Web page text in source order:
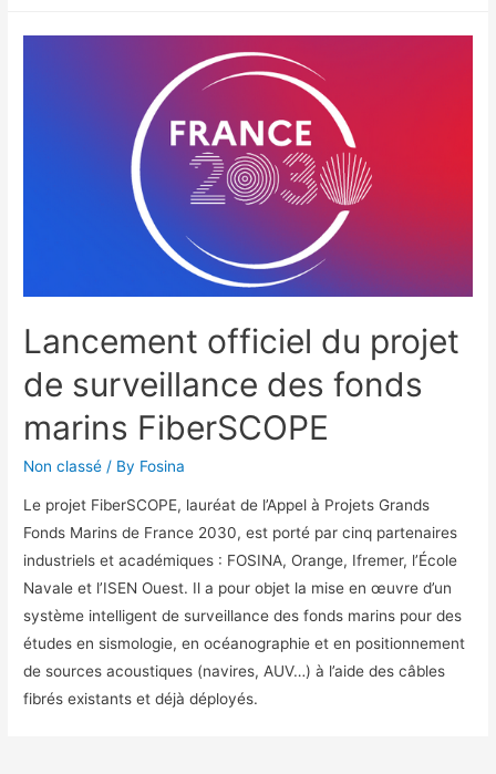
Lancement officiel du projet
de surveillance des fonds
marins FiberSCOPE
Non classé / By Fosina
Le projet FiberSCOPE, lauréat de l’Appel à Projets Grands
Fonds Marins de France 2030, est porté par cinq partenaires
industriels et académiques : FOSINA, Orange, Ifremer, l’École
Navale et l’ISEN Ouest. Il a pour objet la mise en œuvre d’un
système intelligent de surveillance des fonds marins pour des
études en sismologie, en océanographie et en positionnement
de sources acoustiques (navires, AUV…) à l’aide des câbles
fibrés existants et déjà déployés.